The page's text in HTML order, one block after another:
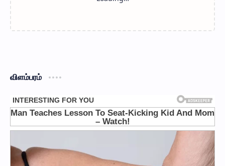
விளம்பரம்